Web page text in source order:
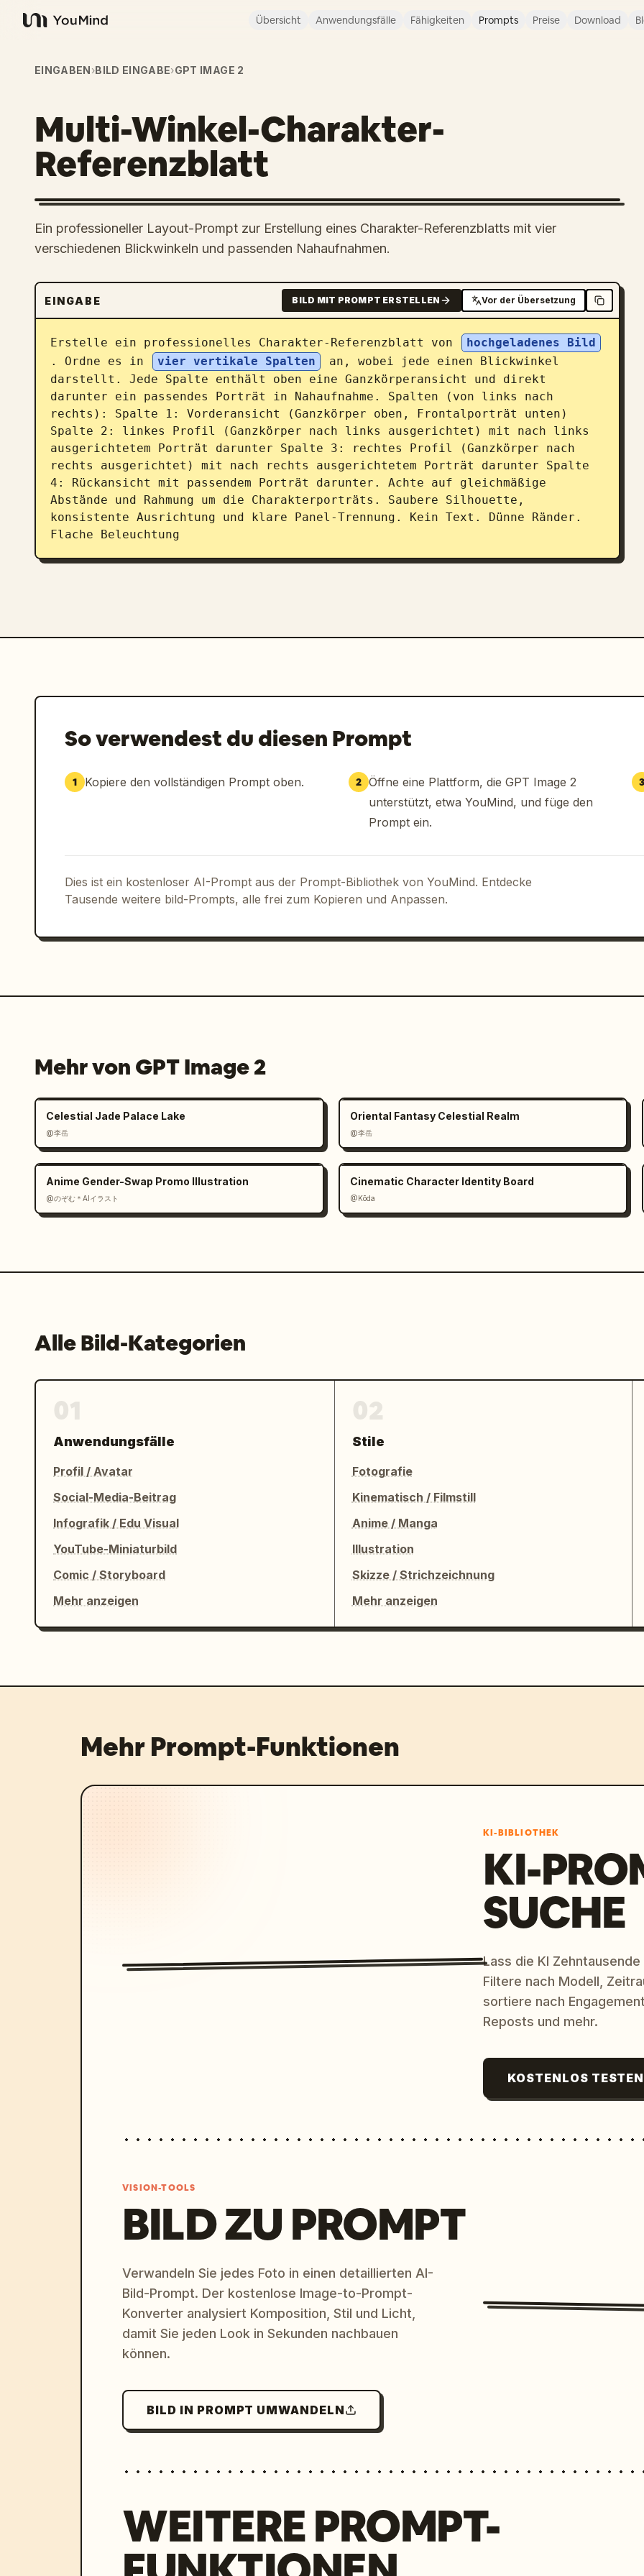
YouMind
Übersicht Anwendungsfälle Fähigkeiten Prompts Preise Download
EINGABEN›BILD EINGABE›GPT IMAGE 2
Multi-Winkel-Charakter-
Referenzblatt
Ein professioneller Layout-Prompt zur Erstellung eines Charakter-Referenzblatts mit vier
verschiedenen Blickwinkeln und passenden Nahaufnahmen.
EINGABE BILD MIT PROMPT ERSTELLEN Vor der Übersetzung
Erstelle ein professionelles Charakter-Referenzblatt von
hochgeladenes Bild
. Ordne es in
vier vertikale Spalten
an, wobei jede einen Blickwinkel
darstellt. Jede Spalte enthält oben eine Ganzkörperansicht und direkt
darunter ein passendes Porträt in Nahaufnahme. Spalten (von links nach
rechts): Spalte 1: Vorderansicht (Ganzkörper oben, Frontalporträt unten)
Spalte 2: linkes Profil (Ganzkörper nach links ausgerichtet) mit nach links
ausgerichtetem Porträt darunter Spalte 3: rechtes Profil (Ganzkörper nach
rechts ausgerichtet) mit nach rechts ausgerichtetem Porträt darunter Spalte
4: Rückansicht mit passendem Porträt darunter. Achte auf gleichmäßige
Abstände und Rahmung um die Charakterporträts. Saubere Silhouette,
konsistente Ausrichtung und klare Panel-Trennung. Kein Text. Dünne Ränder.
Flache Beleuchtung
So verwendest du diesen Prompt
1 Kopiere den vollständigen Prompt oben. 2 Öffne eine Plattform, die GPT Image 2
unterstützt, etwa YouMind, und füge den
Prompt ein.
Dies ist ein kostenloser AI-Prompt aus der Prompt-Bibliothek von YouMind. Entdecke
Tausende weitere bild-Prompts, alle frei zum Kopieren und Anpassen.
Mehr von GPT Image 2
Celestial Jade Palace Lake
@李岳
Oriental Fantasy Celestial Realm
@李岳
Anime Gender-Swap Promo Illustration
@のぞむ＊AIイラスト
Cinematic Character Identity Board
@Kōda
Alle Bild-Kategorien
Anwendungsfälle
Profil / Avatar
Social-Media-Beitrag
Infografik / Edu Visual
YouTube-Miniaturbild
Comic / Storyboard
Mehr anzeigen
Stile
Fotografie
Kinematisch / Filmstill
Anime / Manga
Illustration
Skizze / Strichzeichnung
Mehr anzeigen
Mehr Prompt-Funktionen
KI-BIBLIOTHEK
KI-
SUCHE
Lass die KI
Filtere nach Modell,
sortiere nach
Reposts und mehr.
KOSTENLOS TESTEN
VISION-TOOLS
BILD ZU PROMPT
Verwandeln Sie jedes Foto in einen detaillierten AI-
Bild-Prompt. Der kostenlose Image-to-Prompt-
Konverter analysiert Komposition, Stil und Licht,
damit Sie jeden Look in Sekunden nachbauen
können.
BILD IN PROMPT UMWANDELN
WEITERE PROMPT-